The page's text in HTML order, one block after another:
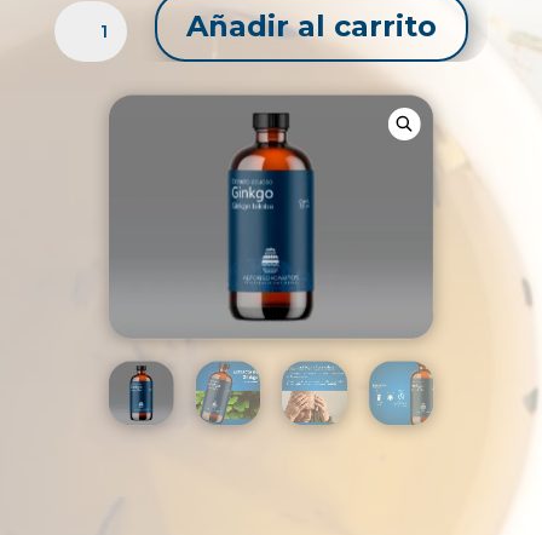
EXTRACTO
LÍQUIDO
GINKGO
Añadir al carrito